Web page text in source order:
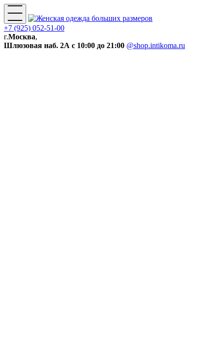
+7 (925) 052-51-00
г.Москва,
Шлюзовая наб. 2А с 10:00 до 21:00 @shop.intikoma.ru